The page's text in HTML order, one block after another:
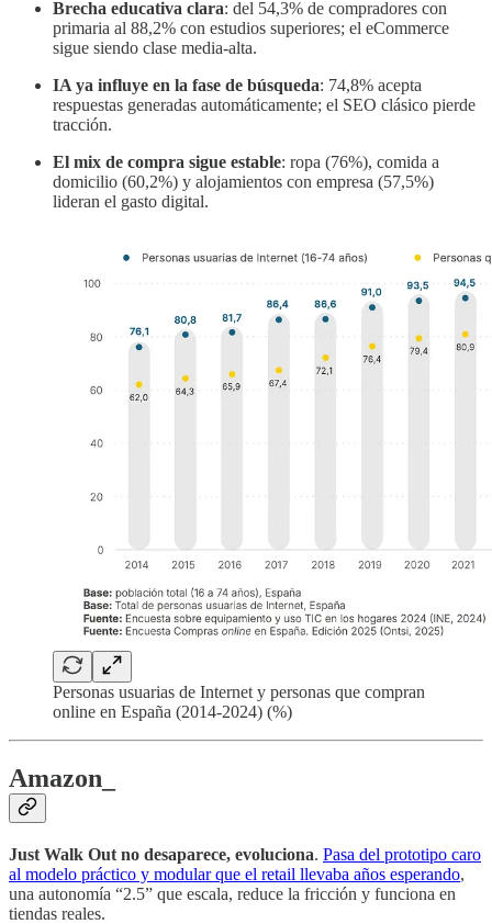
Brecha educativa clara: del 54,3% de compradores con
primaria al 88,2% con estudios superiores; el eCommerce
sigue siendo clase media-alta.
IA ya influye en la fase de búsqueda: 74,8% acepta
respuestas generadas automáticamente; el SEO clásico pierde
tracción.
El mix de compra sigue estable: ropa (76%), comida a
domicilio (60,2%) y alojamientos con empresa (57,5%)
lideran el gasto digital.
Personas usuarias de Internet y personas que compran
online en España (2014-2024) (%)
Amazon_
Just Walk Out no desaparece, evoluciona. Pasa del prototipo caro
al modelo práctico y modular que el retail llevaba años esperando,
una autonomía “2.5” que escala, reduce la fricción y funciona en
tiendas reales.